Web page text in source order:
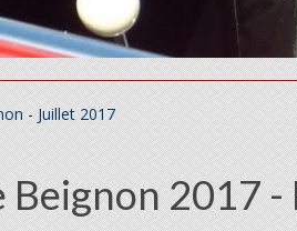
- Juillet 2017
Beignon 2017 -